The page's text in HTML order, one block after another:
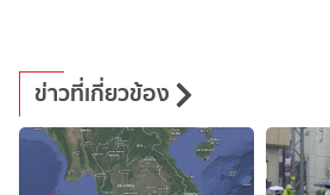
ข่าวที่เกี่ยวข้อง